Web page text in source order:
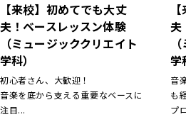
【来校】初めてでも大丈
夫！ベースレッスン体験
（ミュージッククリエイト
学科）
初心者さん、大歓迎！
音楽を底から支える重要なベースに
注目...
夫
学
音
も
プ